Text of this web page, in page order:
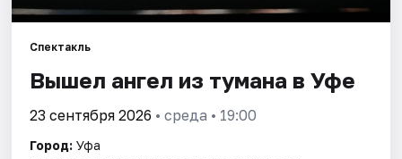
Артисты
Рейтинги
Спектакль
Вышел ангел из тумана в Уфе
23 сентября 2026 • среда • 19:00
Город: Уфа